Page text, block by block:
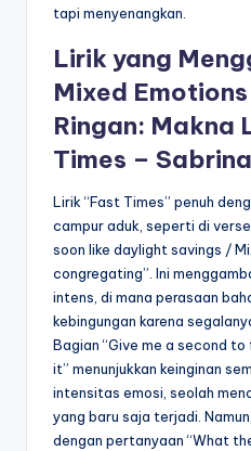
tapi menyenangkan.
Lirik yang
Mixed
Ringan: Makna
Times –
Lirik “Fast Times” penuh
campur aduk, seperti di
soon like daylight savings /
congregating”. Ini
intens, di mana perasaan
kebingungan karena
Bagian “Give me a second
it” menunjukkan keinginan
intensitas emosi, seolah
yang baru saja terjadi.
dengan pertanyaan “What